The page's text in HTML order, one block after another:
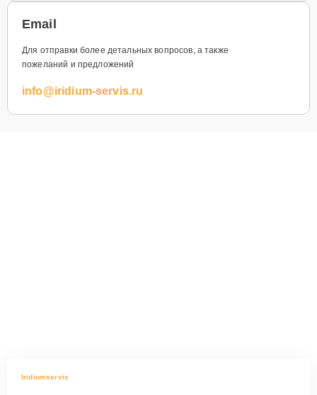
Email
Для отправки более детальных вопросов, а также
пожеланий и предложений
info@iridium-servis.ru
Iridiumservis